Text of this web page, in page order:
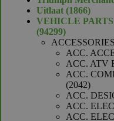
Uitlaat 18661866
VEHICLE
9429994299
producten
ACCESSORIES
ACC.
ACC. ATV
ACC.
20422042
ACC.
ACC.
ACC.